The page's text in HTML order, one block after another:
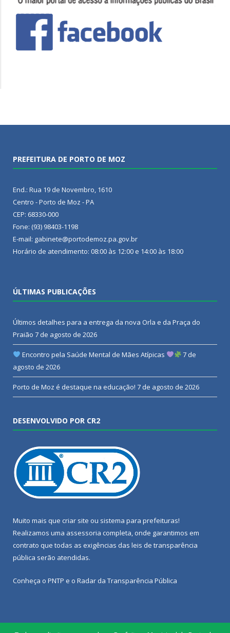
PREFEITURA DE PORTO DE MOZ
End.: Rua 19 de Novembro, 1610
Centro - Porto de Moz - PA
CEP: 68330-000
Fone: (93) 98403-1198
E-mail: gabinete@portodemoz.pa.gov.br
Horário de atendimento: 08:00 às 12:00 e 14:00 às 18:00
ÚLTIMAS PUBLICAÇÕES
Últimos detalhes para a entrega da nova Orla e da Praça do
Praião 7 de agosto de 2026
Encontro pela Saúde Mental de Mães Atípicas
7 de
agosto de 2026
Porto de Moz é destaque na educação! 7 de agosto de 2026
DESENVOLVIDO POR CR2
Muito mais que criar site ou sistema para prefeituras!
Realizamos uma assessoria completa, onde garantimos em
contrato que todas as exigências das leis de transparência
pública serão atendidas.
Conheça o PNTP e o Radar da Transparência Pública